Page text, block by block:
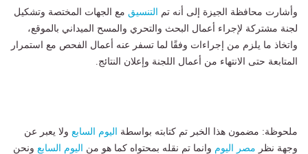
وأشارت محافظة الجيزة إلى أنه تم التنسيق مع الجهات المختصة وتشكيل
لجنة مشتركة لإجراء أعمال البحث والتحري والمسح الميداني بالموقع،
واتخاذ ما يلزم من إجراءات وفقًا لما تسفر عنه أعمال الفحص مع استمرار
المتابعة حتى الانتهاء من أعمال اللجنة وإعلان النتائج.
ملحوظة: مضمون هذا الخبر تم كتابته بواسطة اليوم السابع ولا يعبر عن
وجهة نظر مصر اليوم وانما تم نقله بمحتواه كما هو من اليوم السابع ونحن